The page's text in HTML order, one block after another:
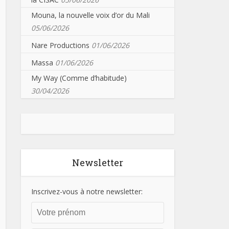
Mouna, la nouvelle voix d’or du Mali
05/06/2026
Nare Productions 01/06/2026
Massa 01/06/2026
My Way (Comme d’habitude)
30/04/2026
Newsletter
Inscrivez-vous à notre newsletter: